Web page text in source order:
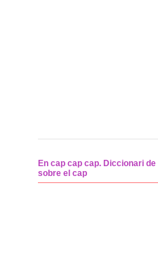
En cap cap cap. Diccionari
sobre el cap